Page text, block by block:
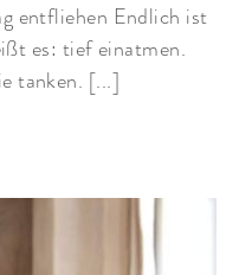
entfliehen Endlich ist
es: tief einatmen.
tanken. [...]